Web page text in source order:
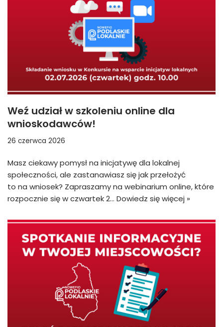
Weź udział w szkoleniu online dla
wnioskodawców!
26 czerwca 2026
Masz ciekawy pomysł na inicjatywę dla lokalnej
społeczności, ale zastanawiasz się jak przełożyć
to na wniosek? Zapraszamy na webinarium online, które
rozpocznie się w czwartek 2… Dowiedz się więcej »